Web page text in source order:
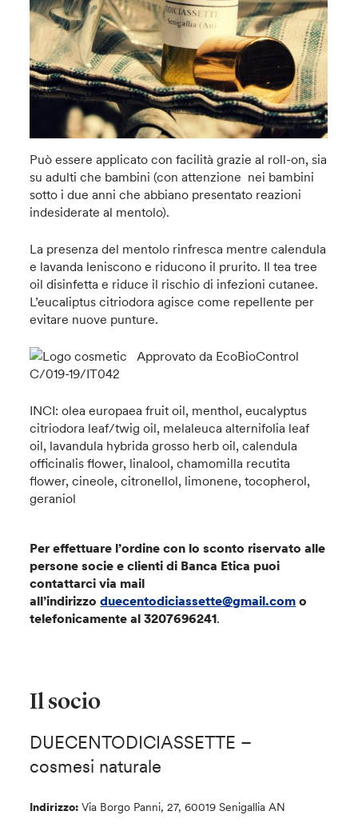
Può essere applicato con facilità grazie al roll-on, sia
su adulti che bambini (con attenzione nei bambini
sotto i due anni che abbiano presentato reazioni
indesiderate al mentolo).
La presenza del mentolo rinfresca mentre calendula
e lavanda leniscono e riducono il prurito. Il tea tree
oil disinfetta e riduce il rischio di infezioni cutanee.
L’eucaliptus citriodora agisce come repellente per
evitare nuove punture.
Approvato da EcoBioControl
C/019-19/IT042
INCI: olea europaea fruit oil, menthol, eucalyptus
citriodora leaf/twig oil, melaleuca alternifolia leaf
oil, lavandula hybrida grosso herb oil, calendula
officinalis flower, linalool, chamomilla recutita
flower, cineole, citronellol, limonene, tocopherol,
geraniol
Per effettuare l’ordine con lo sconto riservato alle
persone socie e clienti di Banca Etica puoi
contattarci via mail
all’indirizzoduecentodiciassette@gmail.com o
telefonicamente al 3207696241.
Il socio
DUECENTODICIASSETTE –
cosmesi naturale
Indirizzo: Via Borgo Panni, 27, 60019 Senigallia AN